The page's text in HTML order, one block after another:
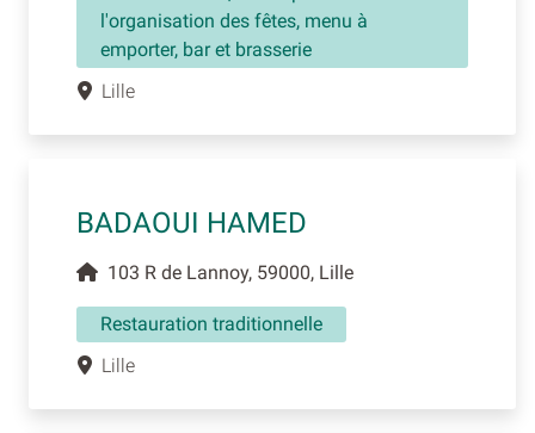
l'organisation des fêtes, menu à
emporter, bar et brasserie
Lille
BADAOUI HAMED
103 R de Lannoy, 59000, Lille
Restauration traditionnelle
Lille